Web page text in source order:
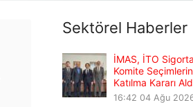
Sektörel Haberler
İMAS, İTO
Komite
Katılma Kararı
16:42 04 Ağu